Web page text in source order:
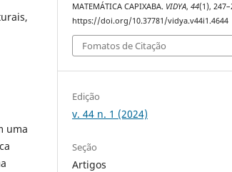
uma
MATEMÁTICA CAPIXABA. VIDYA,44(1),
https://doi.org/10.37781/vidya.v44i1.4644
Fomatos de Citação
Edição
v. 44 n. 1 (2024)
Seção
Artigos